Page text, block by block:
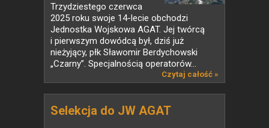
Trzydziestego czerwca
2025 roku swoje 14-lecie obchodzi
Jednostka Wojskowa AGAT. Jej twórcą
i pierwszym dowódcą był, dziś już
nieżyjący, płk Sławomir Berdychowski
„Czarny”. Specjalnością operatorów...
Czytaj całość »
Selekcja do JW AGAT